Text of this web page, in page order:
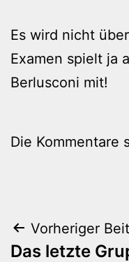
Es wird nicht
Examen spielt ja
Berlusconi mit!
Die Kommentare
Vorheriger
Das letzte